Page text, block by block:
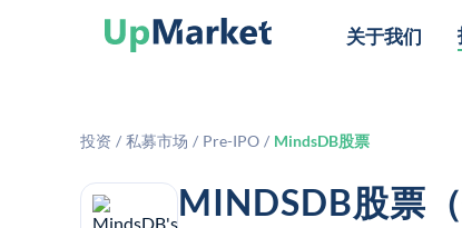
关于我们
投资 / 私募市场 / Pre-IPO / MindsDB股票
MINDSDB股票